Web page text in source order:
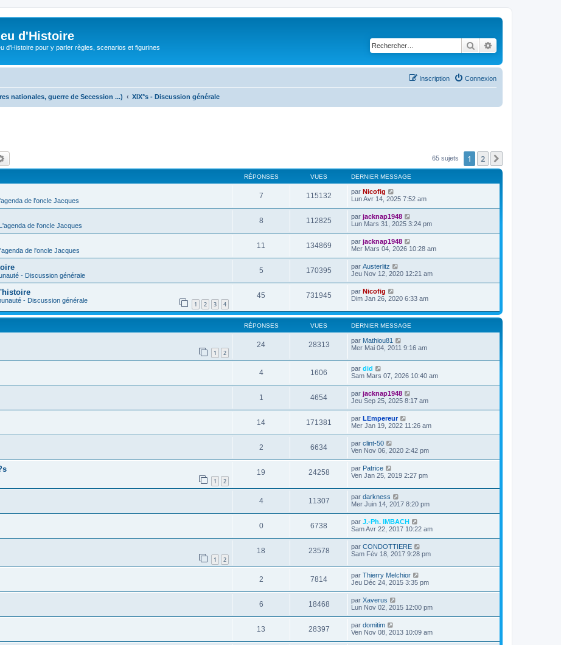
d'Histoire
d'Histoire pour y parler règles, scenarios et figurines Rechercher
Connexion
Inscription
nationales, guerre de Secession ...) XIX°s - Discussion générale
65 sujets 1 2
RÉPONSES VUES DERNIER MESSAGE
de l'oncle Jacques
7 115132 par Nicofig
Lun Avr 14, 2025 7:52 am
L'agenda de l'oncle Jacques
8 112825 par jacknap1948
Lun Mars 31, 2025 3:24 pm
de l'oncle Jacques
11 134869 par jacknap1948
Mer Mars 04, 2026 10:28 am
- Discussion générale
5 170395 par Austerlitz
Jeu Nov 12, 2020 12:21 am
- Discussion générale 1 2 3 4
45 731945 par Nicofig
Dim Jan 26, 2020 6:33 am
RÉPONSES VUES DERNIER MESSAGE
1 2
24 28313 par Mathiou81
Mer Mai 04, 2011 9:16 am
4 1606 par did
Sam Mars 07, 2026 10:40 am
1 4654 par jacknap1948
Jeu Sep 25, 2025 8:17 am
14 171381 par LEmpereur
Mer Jan 19, 2022 11:26 am
2 6634 par clint-50
Ven Nov 06, 2020 2:42 pm
1 2
19 24258 par Patrice
Ven Jan 25, 2019 2:27 pm
4 11307 par darkness
Mer Juin 14, 2017 8:20 pm
0 6738 par J.-Ph. IMBACH
Sam Avr 22, 2017 10:22 am
1 2
18 23578 par CONDOTTIERE
Sam Fév 18, 2017 9:28 pm
2 7814 par Thierry Melchior
Jeu Déc 24, 2015 3:35 pm
6 18468 par Xaverus
Lun Nov 02, 2015 12:00 pm
13 28397 par domitim
Ven Nov 08, 2013 10:09 am